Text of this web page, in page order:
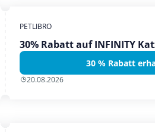
PETLIBRO
30% Rabatt auf INFINITY
30 % Rabatt
20.08.2026